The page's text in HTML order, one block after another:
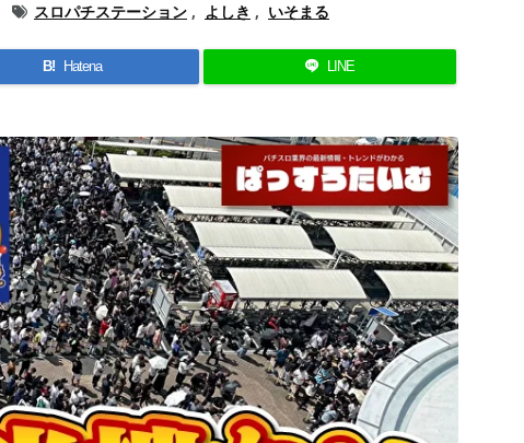
スロパチステーション , よしき , いそまる
B! Hatena LINE